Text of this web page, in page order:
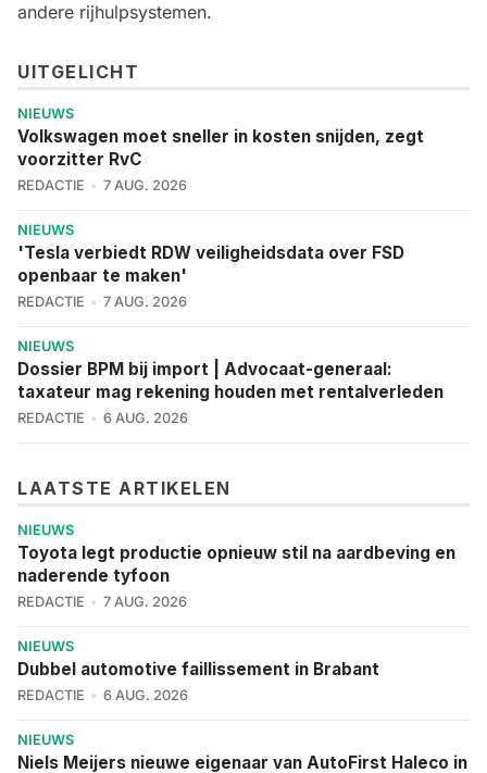
andere rijhulpsystemen.
UITGELICHT
NIEUWS
Volkswagen moet sneller in kosten snijden, zegt
voorzitter RvC
REDACTIE 7 AUG. 2026
NIEUWS
'Tesla verbiedt RDW veiligheidsdata over FSD
openbaar te maken'
REDACTIE 7 AUG. 2026
NIEUWS
Dossier BPM bij import | Advocaat-generaal:
taxateur mag rekening houden met rentalverleden
REDACTIE 6 AUG. 2026
LAATSTE ARTIKELEN
NIEUWS
Toyota legt productie opnieuw stil na aardbeving en
naderende tyfoon
REDACTIE 7 AUG. 2026
NIEUWS
Dubbel automotive faillissement in Brabant
REDACTIE 6 AUG. 2026
NIEUWS
Niels Meijers nieuwe eigenaar van AutoFirst Haleco in